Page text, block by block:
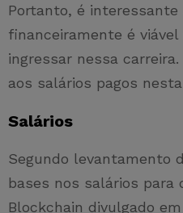
Portanto, é
financeiramente é
ingressar nessa
aos salários pagos
Salários
Segundo levantamento
bases nos salários para
Blockchain divulgado